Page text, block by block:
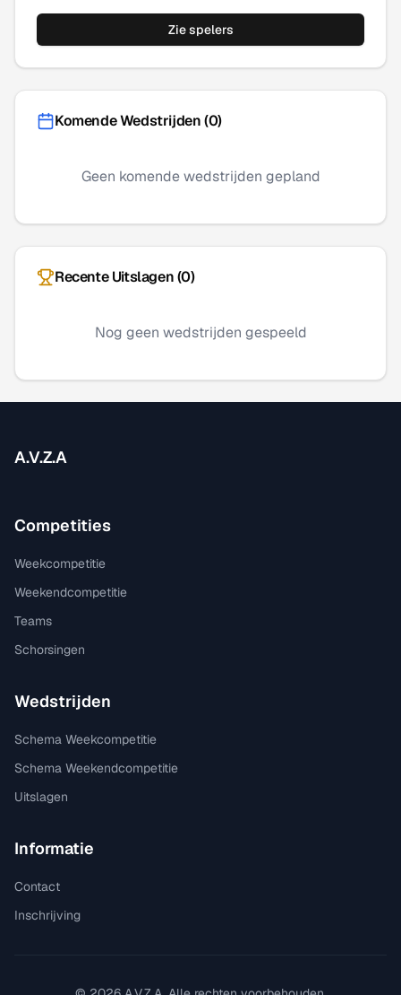
Zie spelers
Komende Wedstrijden (0)
Geen komende wedstrijden gepland
Recente Uitslagen (0)
Nog geen wedstrijden gespeeld
A.V.Z.A
Competities
Weekcompetitie
Weekendcompetitie
Teams
Schorsingen
Wedstrijden
Schema Weekcompetitie
Schema Weekendcompetitie
Uitslagen
Informatie
Contact
Inschrijving